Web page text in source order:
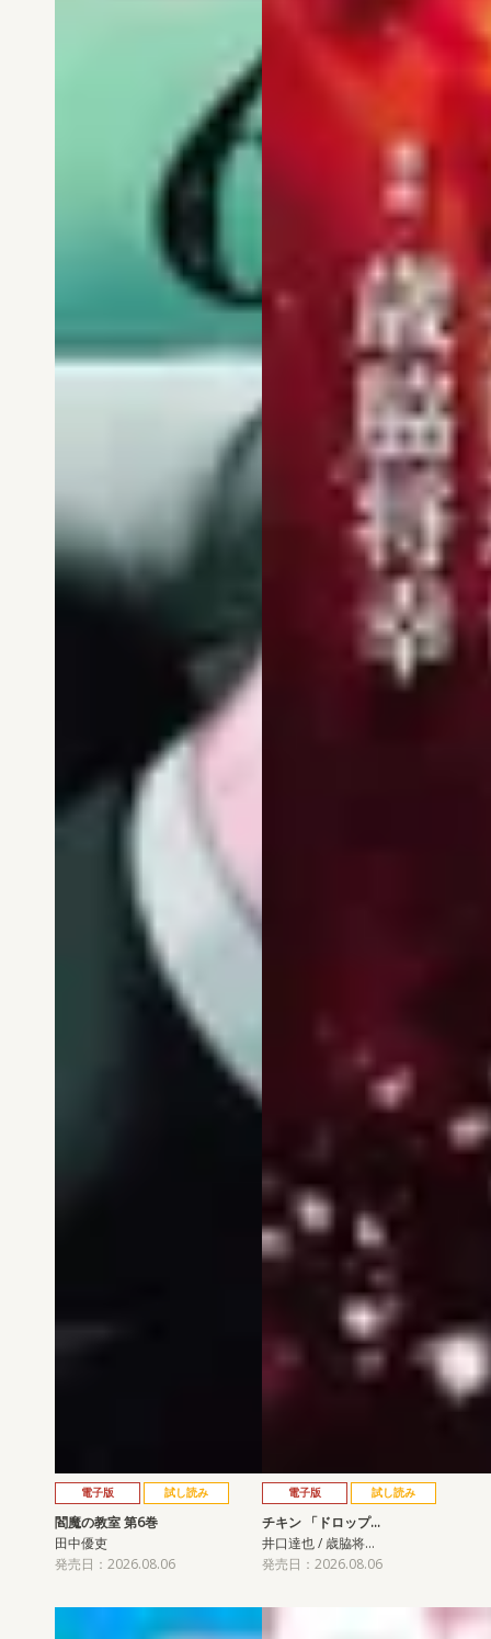
電子版 試し読み
閻魔の教室 第6巻
田中優吏
発売日：2026.08.06
電子版 試し読み
チキン 「ドロップ…
井口達也 / 歳脇将…
発売日：2026.08.06